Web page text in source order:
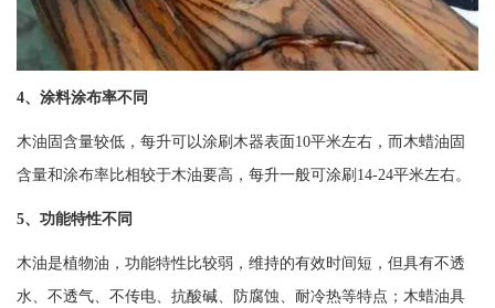
4、涂料涂布率不同
木油固含量较低，每升可以涂刷木器表面10平米左右，而木蜡油固
含量和涂布率比相较于木油要高，每升一般可涂刷14-24平米左右。
5、功能特性不同
木油是植物油，功能特性比较弱，维持的有效时间短，但具有不透
水、不透气、不传电、抗酸碱、防腐蚀、耐冷热等特点；木蜡油具